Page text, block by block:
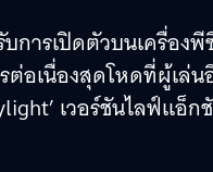
การเปิดตัวบนเครื่องพี
ต่อเนื่องสุดโหดที่ผู้เล่น
เวอร์ชันไลฟ์แอ็ก